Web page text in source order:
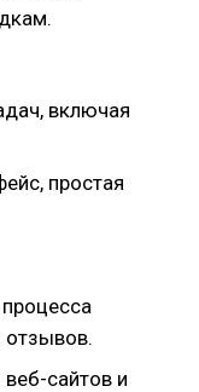
включая
простая
отзывов.
сайтов и